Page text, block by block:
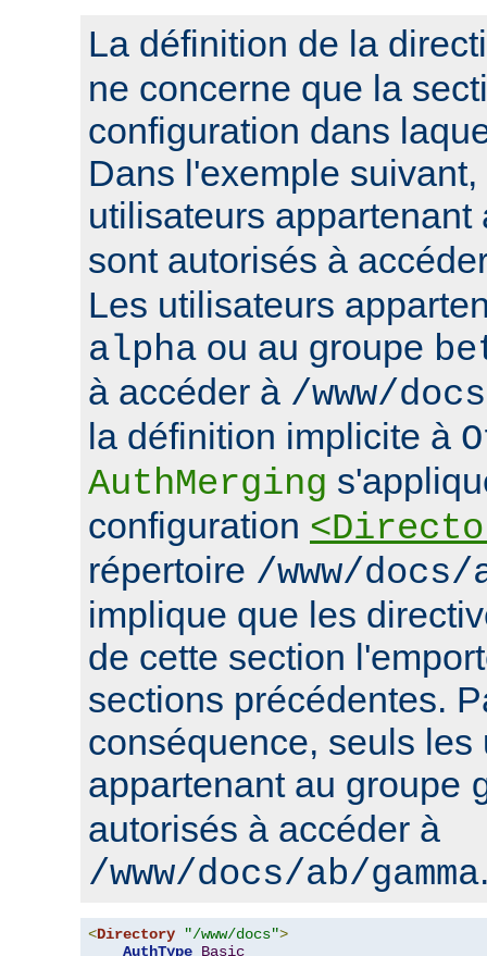
La définition de la
ne concerne que la
configuration dans
Dans l'exemple
utilisateurs
sont autorisés à
Les utilisateurs
alpha ou au groupe
à accéder à /www/
la définition implicite à
AuthMerging
configuration
répertoire /www/docs/
implique que les
de cette section
sections précédentes.
conséquence, seuls les
appartenant au groupe
autorisés à accéder à
/www/docs/ab/gamma
<Directory "/www/docs">
AuthType Basic